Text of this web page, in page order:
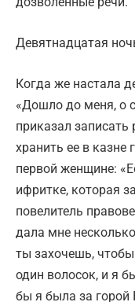
Девятнадцатая
Когда же настала
«Дошло до меня, о
приказал записать
хранить ее в казне
первой женщине:
ифритке, которая
повелитель
дала мне
ты захочешь, чтобы
один волосок, и я
бы я была за